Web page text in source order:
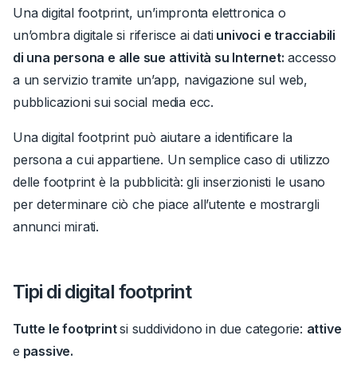
Una digital footprint, un’impronta elettronica o
un’ombra digitale si riferisce ai datiunivoci e tracciabili
di una persona e alle sue attività su Internet: accesso
a un serviziotramite un’app, navigazione sul web,
pubblicazioni sui social media ecc.
Una digital footprint può aiutare a identificare la
persona a cui appartiene. Un semplice caso di utilizzo
delle footprint è la pubblicità: gli inserzionisti le usano
per determinare ciò che piace all’utente e mostrargli
annunci mirati.
Tipi di digital footprint
Tutte le footprintsi suddividono in due categorie: attive
e passive.